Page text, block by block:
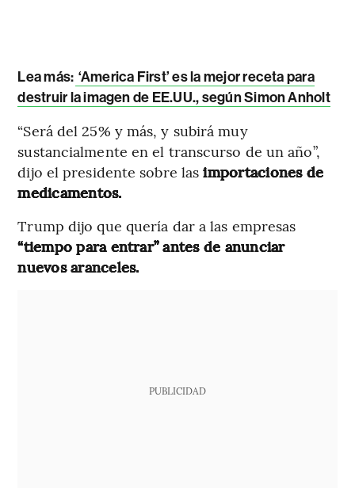
Lea más: ‘America First’ es la mejor receta para
destruir la imagen de EE.UU., según Simon Anholt
“Será del 25% y más, y subirá muy
sustancialmente en el transcurso de un año”,
dijo el presidente sobre las importaciones de
medicamentos.
Trump dijo que quería dar a las empresas
“tiempo para entrar” antes de anunciar
nuevos aranceles.
PUBLICIDAD